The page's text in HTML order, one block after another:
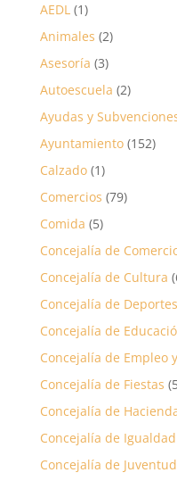
AEDL(1)
Animales (2)
Asesoría (3)
Autoescuela (2)
Ayudas y
Ayuntamiento(152)
Calzado(1)
Comercios (79)
Comida (5)
Concejalía de
Concejalía de Cultura
Concejalía de Deportes
Concejalía de
Concejalía de Empleo
Concejalía de Fiestas
Concejalía de
Concejalía de Igualdad
Concejalía de Juventud